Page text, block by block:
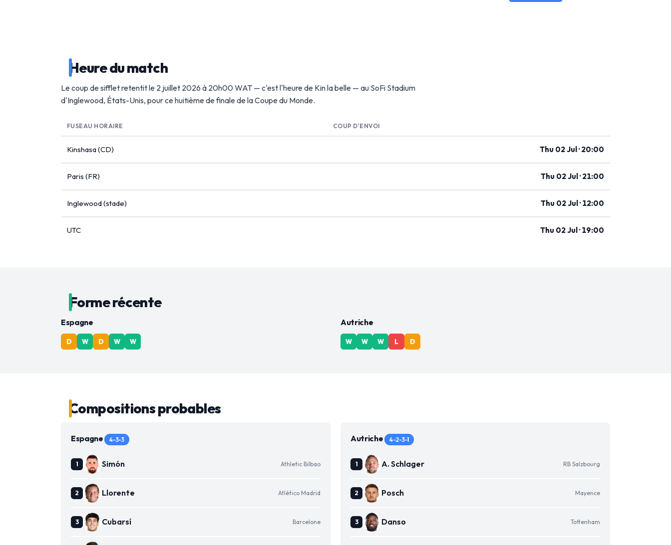
Heure du match
Le coup de sifflet retentit le 2 juillet 2026 à 20h00 WAT — c'est l'heure de Kin la belle — au SoFi Stadium
d'Inglewood, États-Unis, pour ce huitième de finale de la Coupe du Monde.
FUSEAU HORAIRE COUP D'ENVOI
Kinshasa (CD) Thu 02 Jul · 20:00
Paris (FR) Thu 02 Jul · 21:00
Inglewood (stade) Thu 02 Jul · 12:00
UTC Thu 02 Jul · 19:00
Forme récente
Espagne
D W D W W
Autriche
W W W L D
Compositions probables
Espagne 4-3-3
Simón Athletic Bilbao
Llorente Atlético Madrid
Cubarsí Barcelone
Autriche 4-2-3-1
A. Schlager RB Salzbourg
Posch Mayence
Danso Tottenham